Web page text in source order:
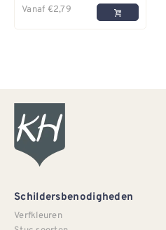
Vanaf €2,79
Schildersbenodigheden
Verfkleuren